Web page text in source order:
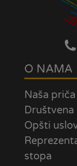
O NAMA
Naša priča
Opšti
stopa